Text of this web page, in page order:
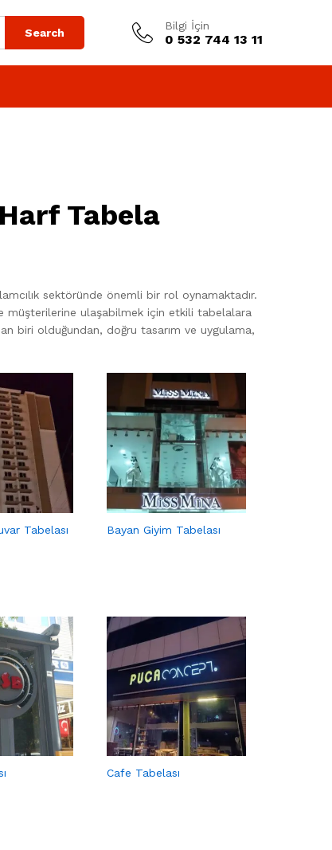
Search
Bilgi İçin
0 532 744 13 11
Tabela
sektöründe önemli bir rol oynamaktadır.
müşterilerine ulaşabilmek için etkili tabelalara
biri olduğundan, doğru tasarım ve uygulama,
Tabelası Bayan Giyim Tabelası
Cafe Tabelası